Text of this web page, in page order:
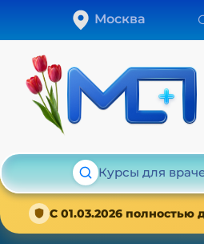
Москва
Курсы для
С 01.03.2026